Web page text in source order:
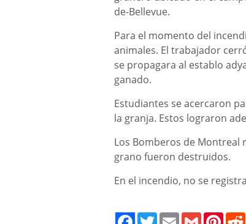
de-Bellevue.
Para el momento del
animales. El trabajador
se propagara al establo
ganado.
Estudiantes se acercaron
la granja. Estos lograron
Los Bomberos de
grano fueron destruidos.
En el incendio, no se
TwitterEmail Gmail